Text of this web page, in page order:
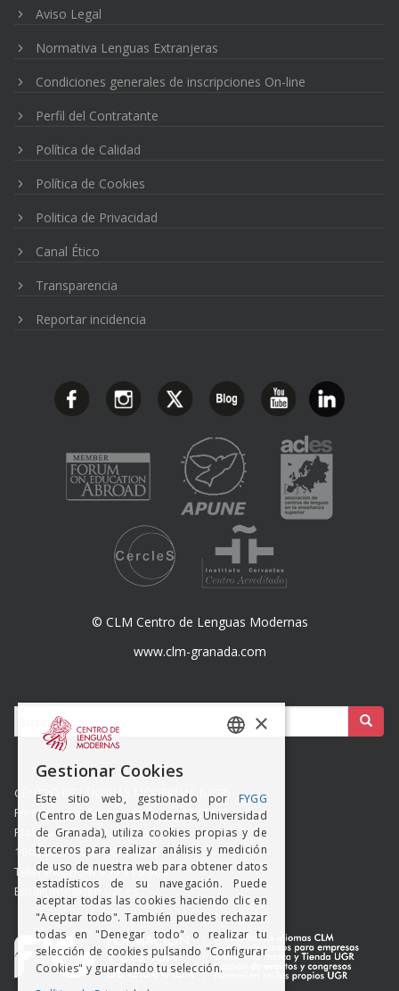
Aviso Legal
Normativa Lenguas Extranjeras
Condiciones generales de inscripciones On-line
Perfil del Contratante
Política de Calidad
Política de Cookies
Politica de Privacidad
Canal Ético
Transparencia
Reportar incidencia
© CLM Centro de Lenguas Modernas
www.clm-granada.com
Buscar:
CENTRO DE LENGUAS MODERNAS (UGR)
Formación y Gestión de Granada SLMP
Placeta del Hospicio Viejo s/n
18009 GRANADA (ESPAÑA)
Teléfono: (+34) 958 215 660
Email: info@clm.ugr.es
×
Gestionar Cookies
Este sitio web, gestionado por FYGG
(Centro de Lenguas Modernas, Universidad
de Granada), utiliza cookies propias y de
terceros para realizar análisis y medición
de uso de nuestra web para obtener datos
estadísticos de su navegación. Puede
aceptar todas las cookies haciendo clic en
"Aceptar todo". También puedes rechazar
todas en "Denegar todo" o realizar tu
selección de cookies pulsando "Configurar
Cookies" y guardando tu selección.